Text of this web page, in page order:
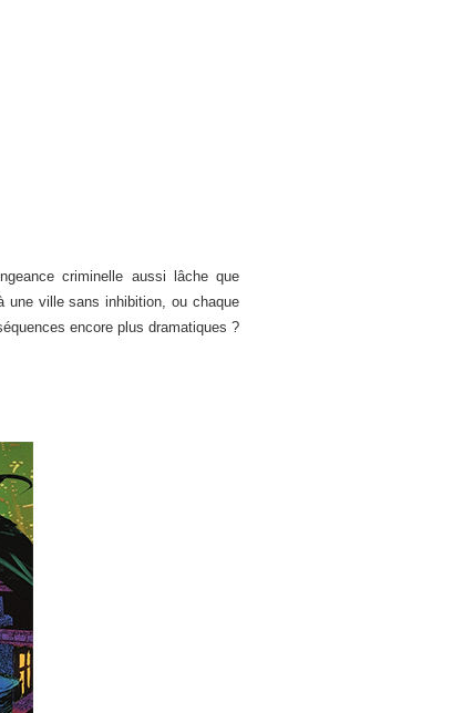
criminelle aussi lâche que
une ville sans inhibition, ou chaque
encore plus dramatiques ?